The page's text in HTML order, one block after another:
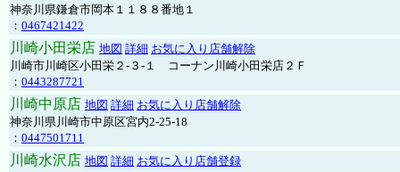
神奈川県鎌倉市岡本１１８８番地１
： 0467421422
川崎小田栄店 地図 詳細 お気に入り店舗解除
川崎市川崎区小田栄２‐３‐１ コーナン川崎小田栄店２Ｆ
： 0443287721
川崎中原店 地図 詳細 お気に入り店舗解除
神奈川県川崎市中原区宮内2-25-18
： 0447501711
川崎水沢店 地図 詳細 お気に入り店舗登録